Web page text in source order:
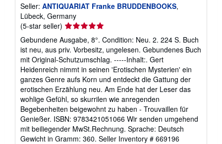
Seller: ANTIQUARIAT Franke BRUDDENBOOKS,
Lübeck, Germany
(5-star seller) Seller
rating
5
out
of
5
stars
Gebundene Ausgabe, 8°. Condition: Neu. 2. 224 S. Buch
ist neu, aus priv. Vorbesitz, ungelesen. Gebundenes Buch
mit Original-Schutzumschlag. -----Inhalt:. Gert
Heidenreich nimmt in seinen 'Erotischen Mysterien' ein
ganzes Genre aufs Korn und entdeckt die Gattung der
erotischen Erzählung neu. Am Ende hat der Leser das
wohlige Gefühl, so skurrilen wie anregenden
Begebenheiten beigewohnt zu haben - Trouvaillen für
Genießer. ISBN: 9783421051066 Wir senden umgehend
mit beiliegender MwSt.Rechnung. Sprache: Deutsch
Gewicht in Gramm: 360. Seller Inventory # 669196